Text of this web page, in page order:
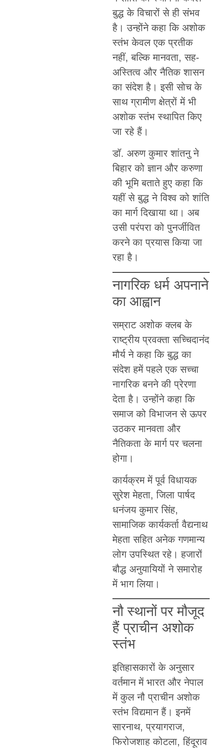
बुद्ध के विचारों से ही संभव
है। उन्होंने कहा कि अशोक
स्तंभ केवल एक प्रतीक
नहीं, बल्कि मानवता, सह-
अस्तित्व और नैतिक शासन
का संदेश है। इसी सोच के
साथ ग्रामीण क्षेत्रों में भी
अशोक स्तंभ स्थापित किए
जा रहे हैं।
डॉ. अरुण कुमार शांतनु ने
बिहार को ज्ञान और करुणा
की भूमि बताते हुए कहा कि
यहीं से बुद्ध ने विश्व को शांति
का मार्ग दिखाया था। अब
उसी परंपरा को पुनर्जीवित
करने का प्रयास किया जा
रहा है।
नागरिक धर्म अपनाने
का आह्वान
सम्राट अशोक क्लब के
राष्ट्रीय प्रवक्ता सच्चिदानंद
मौर्य ने कहा कि बुद्ध का
संदेश हमें पहले एक सच्चा
नागरिक बनने की प्रेरणा
देता है। उन्होंने कहा कि
समाज को विभाजन से ऊपर
उठकर मानवता और
नैतिकता के मार्ग पर चलना
होगा।
कार्यक्रम में पूर्व विधायक
सुरेश मेहता, जिला पार्षद
धनंजय कुमार सिंह,
सामाजिक कार्यकर्ता वैद्यनाथ
मेहता सहित अनेक गणमान्य
लोग उपस्थित रहे। हजारों
बौद्ध अनुयायियों ने समारोह
में भाग लिया।
नौ स्थानों पर मौजूद
हैं प्राचीन अशोक
स्तंभ
इतिहासकारों के अनुसार
वर्तमान में भारत और नेपाल
में कुल नौ प्राचीन अशोक
स्तंभ विद्यमान हैं। इनमें
सारनाथ, प्रयागराज,
फिरोजशाह कोटला, हिंदूराव